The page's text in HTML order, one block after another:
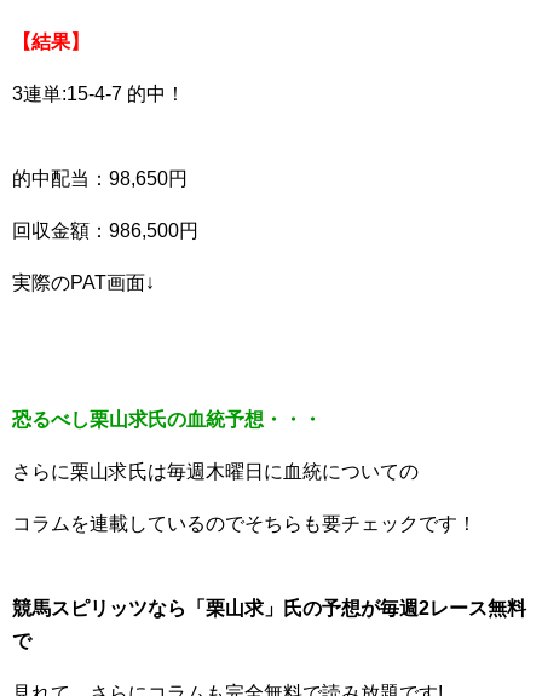
【結果】
3連単:15-4-7 的中！
的中配当：98,650円
回収金額：986,500円
実際のPAT画面↓
恐るべし栗山求氏の血統予想・・・
さらに栗山求氏は毎週木曜日に血統についての
コラムを連載しているのでそちらも要チェックです！
競馬スピリッツなら「栗山求」氏の予想が毎週2レース無料
で